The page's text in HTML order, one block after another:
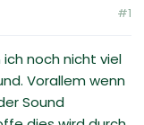
#1
ich noch nicht viel
Vorallem wenn
Sound